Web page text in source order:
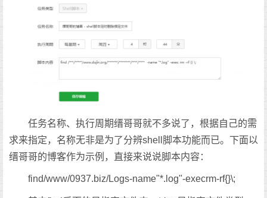
任务名称、执行周期缙哥哥就不多说了，根据自己的需
求来指定，名称无非是为了分辨shell脚本功能而已。下面以
缙哥哥的博客作为示例，直接来说说脚本内容：
find/www/0937.biz/Logs-name"*.log"-execrm-rf{}\;